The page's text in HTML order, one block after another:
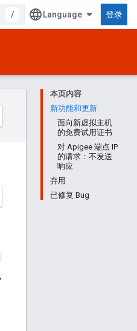
/ 登录
本页内容
新功能和更新
面向新虚拟主机
的免费试用证书
对 Apigee 端点 IP
的请求：不发送
响应
弃用
已修复 Bug